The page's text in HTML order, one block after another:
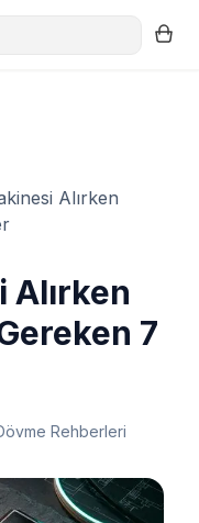
Alırken
Alırken
7
Rehberleri